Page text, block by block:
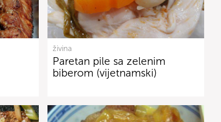
živina
Paretan pile sa zelenim
biberom (vijetnamski)